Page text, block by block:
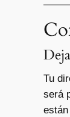
Tu
será